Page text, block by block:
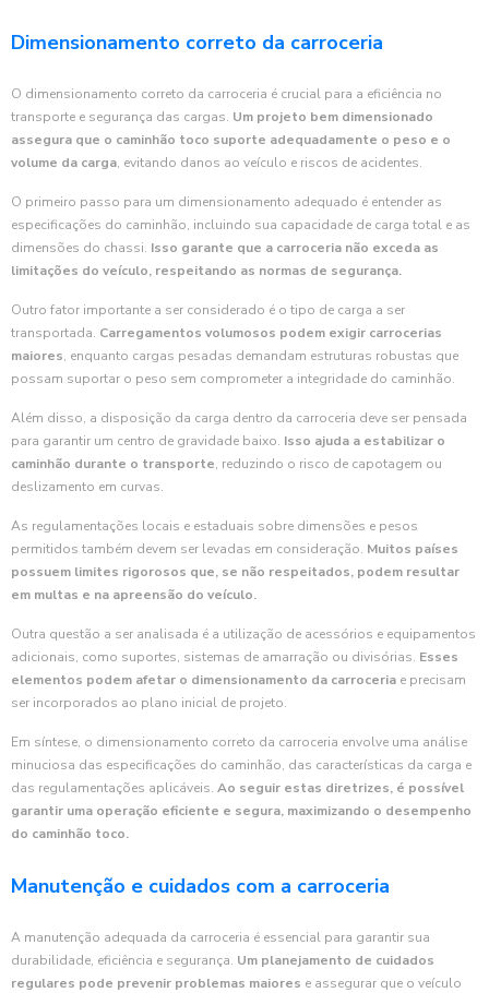
Dimensionamento correto da carroceria
O dimensionamento correto da carroceria é crucial para a eficiência no
transporte e segurança das cargas. Um projeto bem dimensionado
assegura que o caminhão toco suporte adequadamente o peso e o
volume da carga, evitando danos ao veículo e riscos de acidentes.
O primeiro passo para um dimensionamento adequado é entender as
especificações do caminhão, incluindo sua capacidade de carga total e as
dimensões do chassi. Isso garante que a carroceria não exceda as
limitações do veículo, respeitando as normas de segurança.
Outro fator importante a ser considerado é o tipo de carga a ser
transportada. Carregamentos volumosos podem exigir carrocerias
maiores, enquanto cargas pesadas demandam estruturas robustas que
possam suportar o peso sem comprometer a integridade do caminhão.
Além disso, a disposição da carga dentro da carroceria deve ser pensada
para garantir um centro de gravidade baixo. Isso ajuda a estabilizar o
caminhão durante o transporte, reduzindo o risco de capotagem ou
deslizamento em curvas.
As regulamentações locais e estaduais sobre dimensões e pesos
permitidos também devem ser levadas em consideração. Muitos países
possuem limites rigorosos que, se não respeitados, podem resultar
em multas e na apreensão do veículo.
Outra questão a ser analisada é a utilização de acessórios e equipamentos
adicionais, como suportes, sistemas de amarração ou divisórias. Esses
elementos podem afetar o dimensionamento da carroceria e precisam
ser incorporados ao plano inicial de projeto.
Em síntese, o dimensionamento correto da carroceria envolve uma análise
minuciosa das especificações do caminhão, das características da carga e
das regulamentações aplicáveis. Ao seguir estas diretrizes, é possível
garantir uma operação eficiente e segura, maximizando o desempenho
do caminhão toco.
Manutenção e cuidados com a carroceria
A manutenção adequada da carroceria é essencial para garantir sua
durabilidade, eficiência e segurança. Um planejamento de cuidados
regulares pode prevenir problemas maiores e assegurar que o veículo